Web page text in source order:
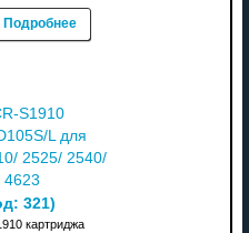
Подробнее
S1910
L для
2525/ 2540/
4623
321)
картриджа